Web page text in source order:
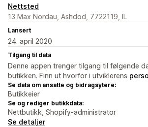
Nettsted
13 Max Nordau, Ashdod, 7722119, IL
Lansert
24. april 2020
Tilgang til data
Denne appen trenger tilgang til følgende
butikken. Finn ut hvorfor i utviklerens
Se data om ansatte og bidragsytere:
Butikkeier
Se og rediger butikkdata:
Nettbutikk, Shopify-administrator
Se detaljer